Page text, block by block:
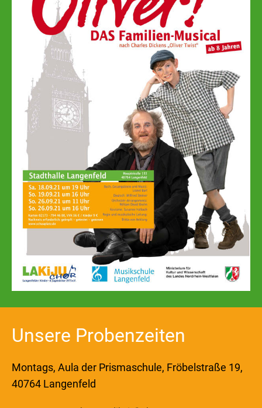
Unsere Probenzeiten
Montags, Aula der Prismaschule, Fröbelstraße 19,
40764 Langenfeld